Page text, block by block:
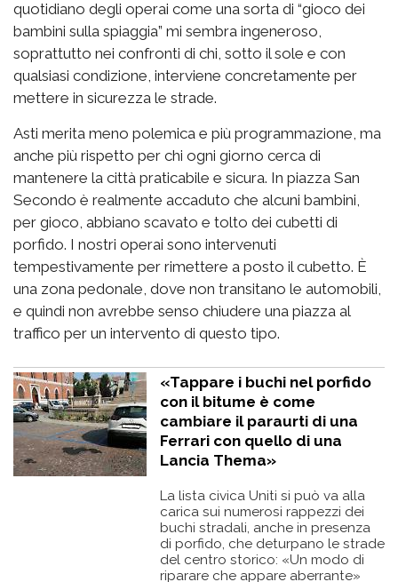
quotidiano degli operai come una sorta di “gioco dei
bambini sulla spiaggia” mi sembra ingeneroso,
soprattutto nei confronti di chi, sotto il sole e con
qualsiasi condizione, interviene concretamente per
mettere in sicurezza le strade.
Asti merita meno polemica e più programmazione, ma
anche più rispetto per chi ogni giorno cerca di
mantenere la città praticabile e sicura. In piazza San
Secondo è realmente accaduto che alcuni bambini,
per gioco, abbiano scavato e tolto dei cubetti di
porfido. I nostri operai sono intervenuti
tempestivamente per rimettere a posto il cubetto. È
una zona pedonale, dove non transitano le automobili,
e quindi non avrebbe senso chiudere una piazza al
traffico per un intervento di questo tipo.
«Tappare i buchi nel porfido
con il bitume è come
cambiare il paraurti di una
Ferrari con quello di una
Lancia Thema»
La lista civica Uniti si può va alla
carica sui numerosi rappezzi dei
buchi stradali, anche in presenza
di porfido, che deturpano le strade
del centro storico: «Un modo di
riparare che appare aberrante»